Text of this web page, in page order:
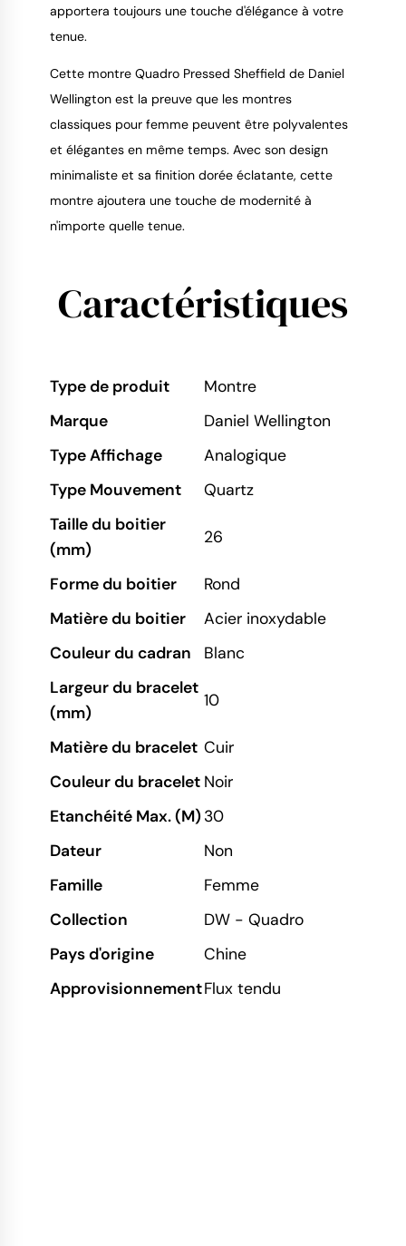
apportera toujours une touche d'élégance à votre
tenue.
Cette montre Quadro Pressed Sheffield de Daniel
Wellington est la preuve que les montres
classiques pour femme peuvent être polyvalentes
et élégantes en même temps. Avec son design
minimaliste et sa finition dorée éclatante, cette
montre ajoutera une touche de modernité à
n'importe quelle tenue.
Caractéristiques
Type de produit
Montre
Marque
Daniel Wellington
Type Affichage
Analogique
Type Mouvement
Quartz
Taille du boitier
(mm)
26
Forme du boitier
Rond
Matière du boitier
Acier inoxydable
Couleur du cadran
Blanc
Largeur du bracelet
(mm)
10
Matière du bracelet Cuir
Couleur du bracelet Noir
Etanchéité Max. (M)30
Dateur
Non
Famille
Femme
Collection
DW - Quadro
Pays d'origine
Chine
ApprovisionnementFlux tendu